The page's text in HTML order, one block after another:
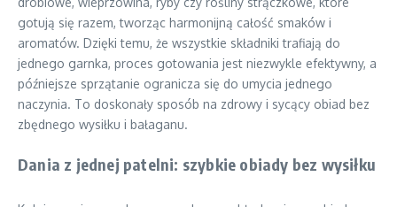
gotują się razem, tworząc harmonijną całość smaków i
aromatów. Dzięki temu, że wszystkie składniki trafiają do
jednego garnka, proces gotowania jest niezwykle efektywny, a
późniejsze sprzątanie ogranicza się do umycia jednego
naczynia. To doskonały sposób na zdrowy i sycący obiad bez
zbędnego wysiłku i bałaganu.
Dania z jednej patelni: szybkie obiady bez wysiłku